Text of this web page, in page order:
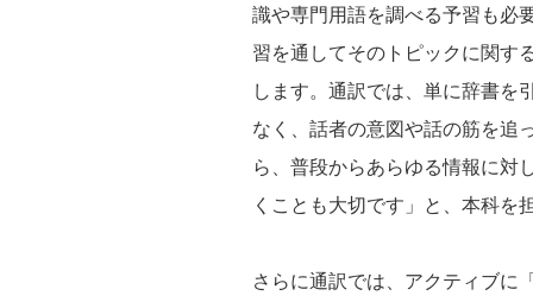
識や専門用語を調べる予習も必
習を通してそのトピックに関す
します。通訳では、単に辞書を
なく、話者の意図や話の筋を追
ら、普段からあらゆる情報に対
くことも大切です」と、本科を
さらに通訳では、アクティブに